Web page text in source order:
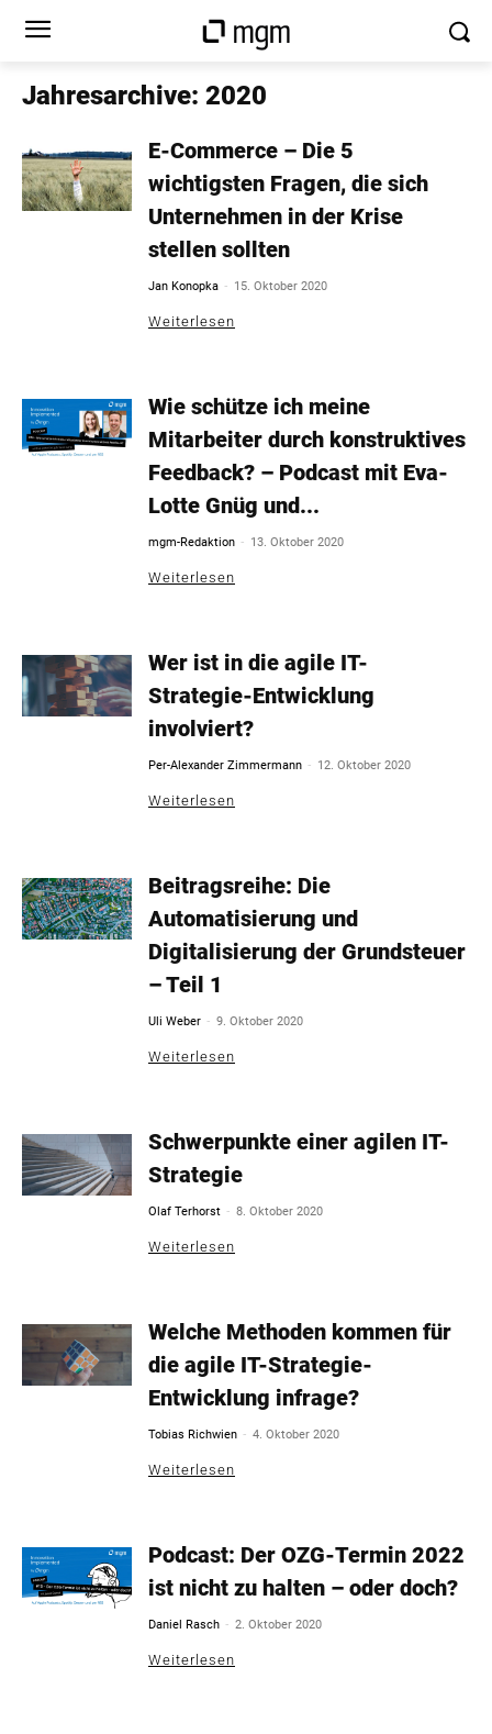
Jahresarchive: 2020
E-Commerce – Die 5
wichtigsten Fragen, die sich
Unternehmen in der Krise
stellen sollten
Jan Konopka - 15. Oktober 2020
Weiterlesen
Wie schütze ich meine
Mitarbeiter durch konstruktives
Feedback? – Podcast mit Eva-
Lotte Gnüg und...
mgm-Redaktion - 13. Oktober 2020
Weiterlesen
Wer ist in die agile IT-
Strategie-Entwicklung
involviert?
Per-Alexander Zimmermann - 12. Oktober 2020
Weiterlesen
Beitragsreihe: Die
Automatisierung und
Digitalisierung der Grundsteuer
– Teil 1
Uli Weber - 9. Oktober 2020
Weiterlesen
Schwerpunkte einer agilen IT-
Strategie
Olaf Terhorst - 8. Oktober 2020
Weiterlesen
Welche Methoden kommen für
die agile IT-Strategie-
Entwicklung infrage?
Tobias Richwien - 4. Oktober 2020
Weiterlesen
Podcast: Der OZG-Termin 2022
ist nicht zu halten – oder doch?
Daniel Rasch - 2. Oktober 2020
Weiterlesen